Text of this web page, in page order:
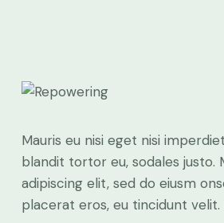
Mauris eu nisi eget nisi
blandit tortor eu, sodales
adipiscing elit, sed do eiusm
placerat eros, eu tincidunt